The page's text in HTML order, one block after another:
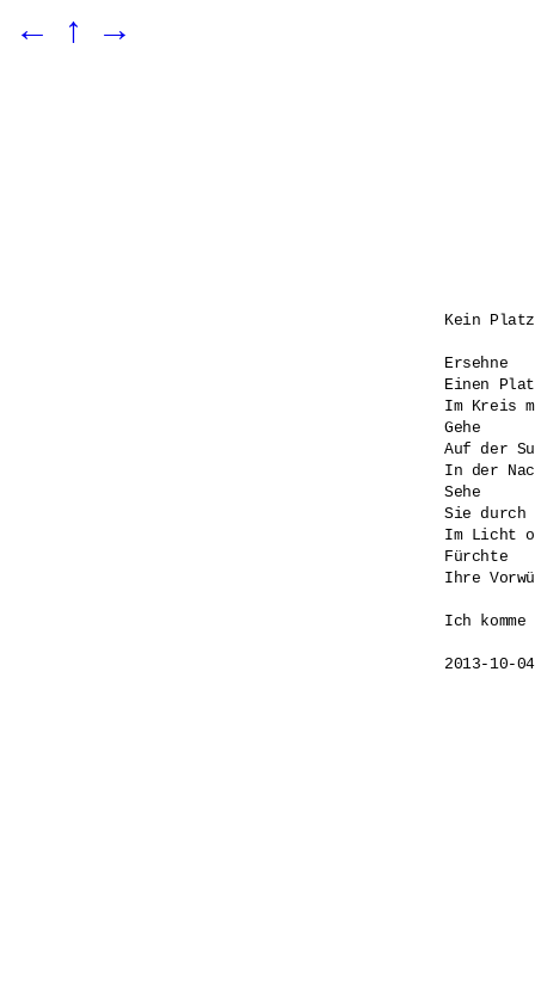
← ↑ →
Kein
Ersehne
Einen
Im Kreis
Gehe
Auf der
In der
Sehe
Sie durch
Im Licht
Fürchte
Ihre
Ich
2013-10-04